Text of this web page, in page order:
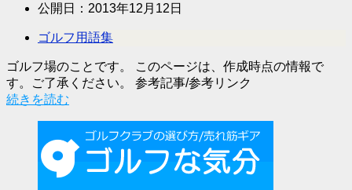
公開日： 2013年12月12日
ゴルフ用語集
ゴルフ場のことです。 このページは、作成時点の情報で
す。ご了承ください。 参考記事/参考リンク
続きを読む